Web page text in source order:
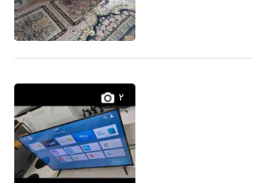
۲